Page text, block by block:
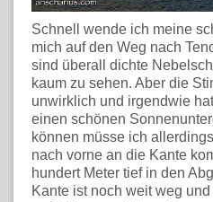
Schnell wende ich meine
mich auf den Weg nach
sind überall dichte
kaum zu sehen. Aber die
unwirklich und irgendwie
einen schönen
können müsse ich
nach vorne an die Kante
hundert Meter tief in den
Kante ist noch weit weg